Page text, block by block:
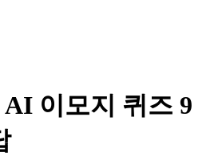
이모지 퀴즈 9